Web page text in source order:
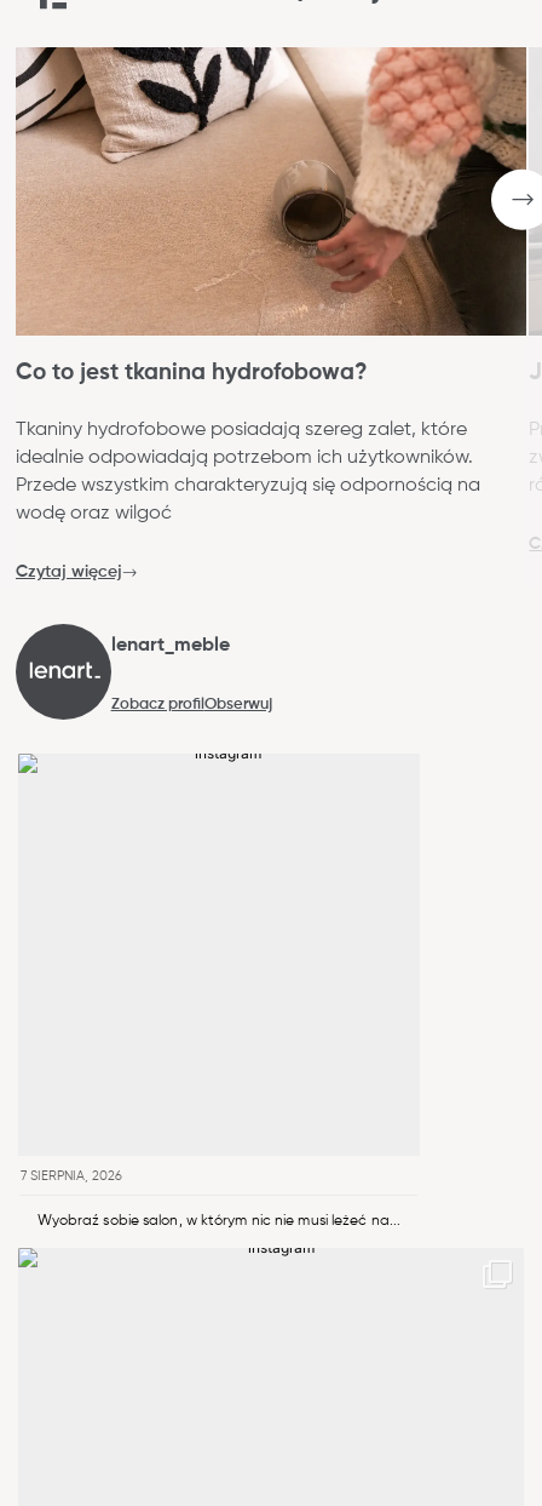
Co to jest tkanina hydrofobowa?
Tkaniny hydrofobowe posiadają szereg zalet, które
idealnie odpowiadają potrzebom ich użytkowników.
Przede wszystkim charakteryzują się odpornością na
wodę oraz wilgoć
Czytaj więcej
lenart_meble
Zobacz profil Obserwuj
7 SIERPNIA, 2026
Wyobraź sobie salon, w którym nic nie musi leżeć na...